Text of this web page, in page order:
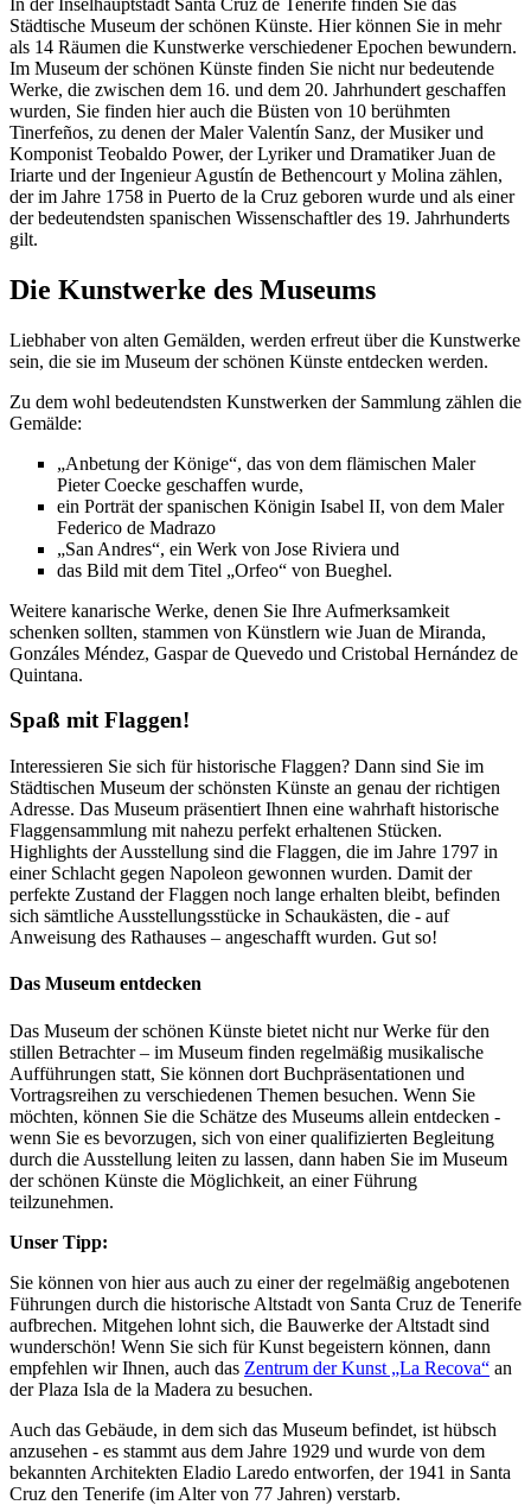
In der Inselhauptstadt Santa Cruz de Tenerife finden Sie das
Städtische Museum der schönen Künste. Hier können Sie in mehr
als 14 Räumen die Kunstwerke verschiedener Epochen bewundern.
Im Museum der schönen Künste finden Sie nicht nur bedeutende
Werke, die zwischen dem 16. und dem 20. Jahrhundert geschaffen
wurden, Sie finden hier auch die Büsten von 10 berühmten
Tinerfeños, zu denen der Maler Valentín Sanz, der Musiker und
Komponist Teobaldo Power, der Lyriker und Dramatiker Juan de
Iriarte und der Ingenieur Agustín de Bethencourt y Molina zählen,
der im Jahre 1758 in Puerto de la Cruz geboren wurde und als einer
der bedeutendsten spanischen Wissenschaftler des 19. Jahrhunderts
gilt.
Die Kunstwerke des Museums
Liebhaber von alten Gemälden, werden erfreut über die Kunstwerke
sein, die sie im Museum der schönen Künste entdecken werden.
Zu dem wohl bedeutendsten Kunstwerken der Sammlung zählen die
Gemälde:
„Anbetung der Könige“, das von dem flämischen Maler
Pieter Coecke geschaffen wurde,
ein Porträt der spanischen Königin Isabel II, von dem Maler
Federico de Madrazo
„San Andres“, ein Werk von Jose Riviera und
das Bild mit dem Titel „Orfeo“ von Bueghel.
Weitere kanarische Werke, denen Sie Ihre Aufmerksamkeit
schenken sollten, stammen von Künstlern wie Juan de Miranda,
Gonzáles Méndez, Gaspar de Quevedo und Cristobal Hernández de
Quintana.
Spaß mit Flaggen!
Interessieren Sie sich für historische Flaggen? Dann sind Sie im
Städtischen Museum der schönsten Künste an genau der richtigen
Adresse. Das Museum präsentiert Ihnen eine wahrhaft historische
Flaggensammlung mit nahezu perfekt erhaltenen Stücken.
Highlights der Ausstellung sind die Flaggen, die im Jahre 1797 in
einer Schlacht gegen Napoleon gewonnen wurden. Damit der
perfekte Zustand der Flaggen noch lange erhalten bleibt, befinden
sich sämtliche Ausstellungsstücke in Schaukästen, die - auf
Anweisung des Rathauses – angeschafft wurden. Gut so!
Das Museum entdecken
Das Museum der schönen Künste bietet nicht nur Werke für den
stillen Betrachter – im Museum finden regelmäßig musikalische
Aufführungen statt, Sie können dort Buchpräsentationen und
Vortragsreihen zu verschiedenen Themen besuchen. Wenn Sie
möchten, können Sie die Schätze des Museums allein entdecken -
wenn Sie es bevorzugen, sich von einer qualifizierten Begleitung
durch die Ausstellung leiten zu lassen, dann haben Sie im Museum
der schönen Künste die Möglichkeit, an einer Führung
teilzunehmen.
Unser Tipp:
Sie können von hier aus auch zu einer der regelmäßig angebotenen
Führungen durch die historische Altstadt von Santa Cruz de Tenerife
aufbrechen. Mitgehen lohnt sich, die Bauwerke der Altstadt sind
wunderschön! Wenn Sie sich für Kunst begeistern können, dann
empfehlen wir Ihnen, auch das Zentrum der Kunst „La Recova“ an
der Plaza Isla de la Madera zu besuchen.
Auch das Gebäude, in dem sich das Museum befindet, ist hübsch
anzusehen - es stammt aus dem Jahre 1929 und wurde von dem
bekannten Architekten Eladio Laredo entworfen, der 1941 in Santa
Cruz den Tenerife (im Alter von 77 Jahren) verstarb.